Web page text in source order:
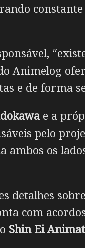
Animelog
e de forma
e a
pelo
os
detalhes
com
Shin Ei